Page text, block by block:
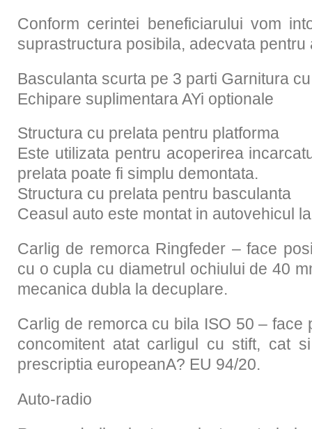
Conform cerintei beneficiarului vom
suprastructura posibila, adecvata pentru
Basculanta scurta pe 3 parti Garnitura
Echipare suplimentara AYi optionale
Structura cu prelata pentru platforma
Este utilizata pentru acoperirea
prelata poate fi simplu demontata.
Structura cu prelata pentru basculanta
Ceasul auto este montat in autovehicul
Carlig de remorca Ringfeder – face
cu o cupla cu diametrul ochiului de 40
mecanica dubla la decuplare.
Carlig de remorca cu bila ISO 50 – face
concomitent atat carligul cu stift, cat
prescriptia europeanA? EU 94/20.
Auto-radio